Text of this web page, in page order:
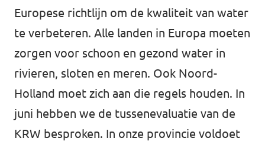
Europese richtlijn om de kwaliteit van water
te verbeteren. Alle landen in Europa moeten
zorgen voor schoon en gezond water in
rivieren, sloten en meren. Ook Noord-
Holland moet zich aan die regels houden. In
juni hebben we de tussenevaluatie van de
KRW besproken. In onze provincie voldoet